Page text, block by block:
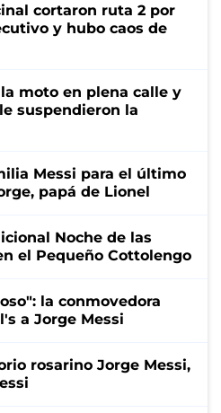
cortaron ruta 2 por
y hubo caos de
moto en plena calle y
suspendieron la
Messi para el último
papá de Lionel
Noche de las
el Pequeño Cottolengo
la conmovedora
a Jorge Messi
rosarino Jorge Messi,